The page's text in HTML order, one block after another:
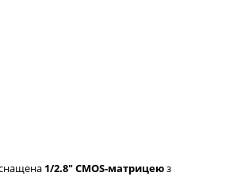
1/2.8" CMOS-матрицеюз